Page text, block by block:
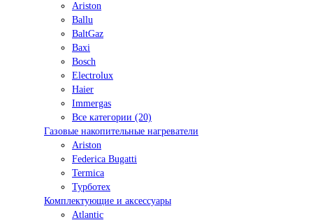
Ariston
Ballu
BaltGaz
Baxi
Bosсh
Electrolux
Haier
Immergas
Все категории (20)
Газовые накопительные нагреватели
Ariston
Federica Bugatti
Termica
Турботех
Комплектующие и аксессуары
Atlantic